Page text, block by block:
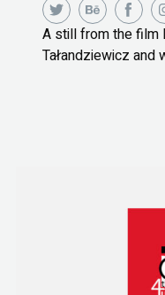
A still from the film
Tałandziewicz and